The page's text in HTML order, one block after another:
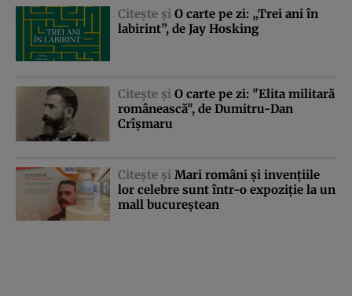
Citeşte şi O carte pe zi: „Trei ani în
labirint”, de Jay Hosking
Citeşte şi O carte pe zi: "Elita militară
românească", de Dumitru-Dan
Crîşmaru
Citeşte şi Mari români şi invenţiile
lor celebre sunt într-o expoziţie la un
mall bucureştean